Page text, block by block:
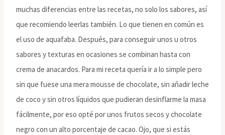
muchas diferencias entre las recetas, no solo los sabores, así
que recomiendo leerlas también. Lo que tienen en común es
el uso de aquafaba. Después, para conseguir unos u otros
sabores y texturas en ocasiones se combinan hasta con
crema de anacardos. Para mi receta quería ir a lo simple pero
sin que fuese una mera mousse de chocolate, sin añadir leche
de coco y sin otros líquidos que pudieran desinflarme la masa
fácilmente, por eso opté por unos frutos secos y chocolate
negro con un alto porcentaje de cacao. Ojo, que si estás